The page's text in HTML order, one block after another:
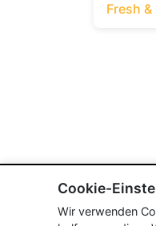
Fresh
Cookie-
Wir verwenden